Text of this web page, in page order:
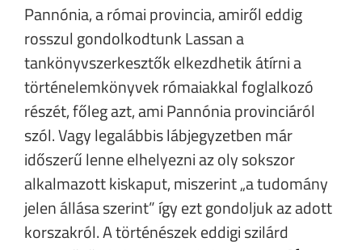
Pannónia, a római provincia, amiről eddig
rosszul gondolkodtunk Lassan a
tankönyvszerkesztők elkezdhetik átírni a
történelemkönyvek rómaiakkal foglalkozó
részét, főleg azt, ami Pannónia provinciáról
szól. Vagy legalábbis lábjegyzetben már
időszerű lenne elhelyezni az oly sokszor
alkalmazott kiskaput, miszerint „a tudomány
jelen állása szerint” így ezt gondoljuk az adott
korszakról. A történészek eddigi szilárd